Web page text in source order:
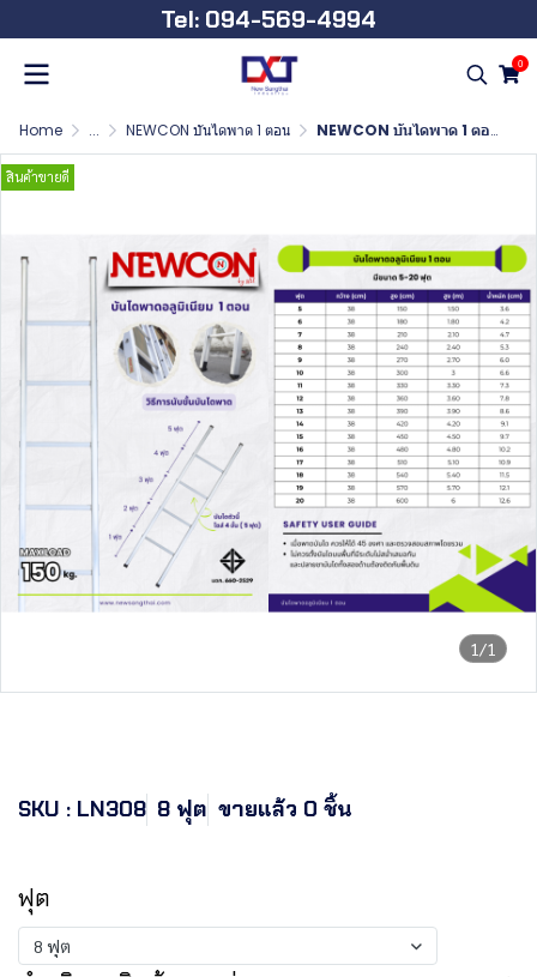
Tel: 094-569-4994
0
Home ... NEWCON บันไดพาด 1 ตอน NEWCON บันไดพาด 1 ตอน ขนาด 8 ฟุต ยาว 2.40 เมตร
1/1
สินค้าขายดี
SKU : LN308 8 ฟุต ขายแล้ว 0 ชิ้น
ฟุต
8 ฟุต